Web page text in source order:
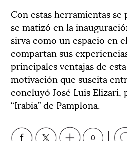
Con estas herramientas
se matizó en la
sirva como un espacio en
compartan sus
principales ventajas de
motivación que suscita
concluyó José Luis
“Irabia” de Pamplona.
0